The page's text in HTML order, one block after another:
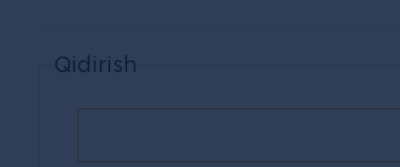
Qidirish